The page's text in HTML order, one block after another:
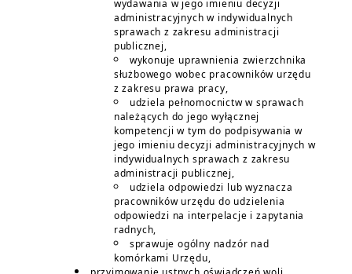
wydawania w jego imieniu decyzji
administracyjnych w indywidualnych
sprawach z zakresu administracji
publicznej,
wykonuje uprawnienia zwierzchnika
służbowego wobec pracowników urzędu
z zakresu prawa pracy,
udziela pełnomocnictw w sprawach
należących do jego wyłącznej
kompetencji w tym do podpisywania w
jego imieniu decyzji administracyjnych w
indywidualnych sprawach z zakresu
administracji publicznej,
udziela odpowiedzi lub wyznacza
pracowników urzędu do udzielenia
odpowiedzi na interpelacje i zapytania
radnych,
sprawuje ogólny nadzór nad
komórkami Urzędu,